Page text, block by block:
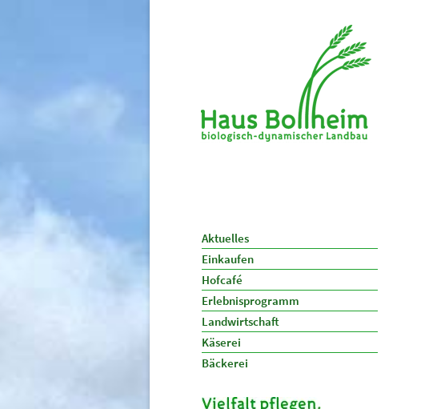
Aktuelles
Einkaufen
Hofcafé
Erlebnisprogramm
Landwirtschaft
Käserei
Bäckerei